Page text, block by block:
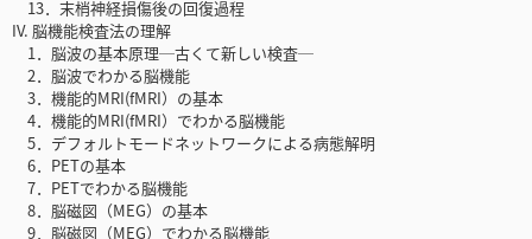
13．末梢神経損傷後の回復過程
IV. 脳機能検査法の理解
1．脳波の基本原理─古くて新しい検査─
2．脳波でわかる脳機能
3．機能的MRI(fMRI）の基本
4．機能的MRI(fMRI）でわかる脳機能
5．デフォルトモードネットワークによる病態解明
6．PETの基本
7．PETでわかる脳機能
8．脳磁図（MEG）の基本
9．脳磁図（MEG）でわかる脳機能